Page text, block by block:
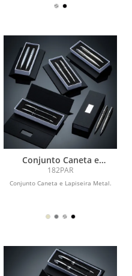
Conjunto Caneta e
Lapiseira Metal
182PAR
Conjunto Caneta e Lapiseira Metal.